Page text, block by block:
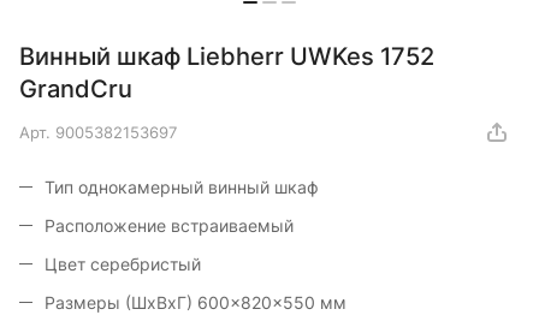
Винный шкаф Liebherr UWKes 1752
GrandCru
Арт. 9005382153697
Тип однокамерный винный шкаф
Расположение встраиваемый
Цвет серебристый
Размеры (ШxВxГ) 600x820x550 мм